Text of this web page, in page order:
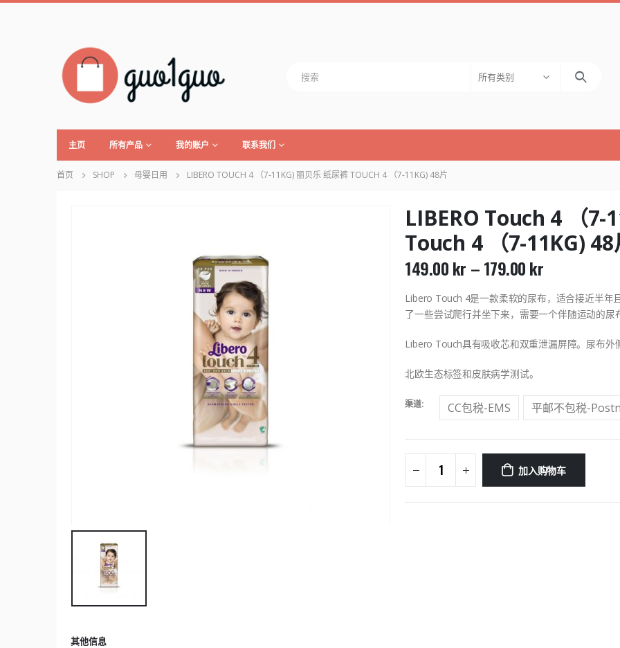
所有类别
主页 所有产品 我的账户 联系我们
首页 SHOP 母婴日用 LIBERO TOUCH 4 （7-11KG) 丽贝乐 纸尿裤 TOUCH 4 （7-11KG) 48片
LIBERO Touch 4 （7-
Touch 4 （7-11KG) 48
149.00kr –179.00kr
Libero Touch 4是一款柔软的尿布，适合接近半
了一些尝试爬行并坐下来，需要一个伴随运动的尿
Libero Touch具有吸收芯和双重泄漏屏障。尿布
北欧生态标签和皮肤病学测试。
渠道 CC包税-EMS 平邮不包税-
加入购物车
其他信息